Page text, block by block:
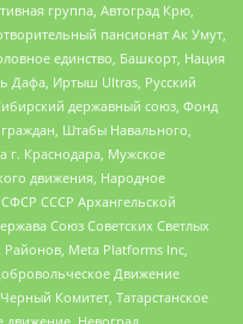
группа, Автоград Крю,
пансионат Ак Умут,
единство, Башкорт, Нация
Дафа, Иртыш Ultras, Русский
державный союз, Фонд
Штабы Навального,
г. Краснодара, Мужское
движения, Народное
СССР Архангельской
Союз Советских Светлых
Районов, Meta Platforms Inc,
Движение
Комитет, Татарстанское